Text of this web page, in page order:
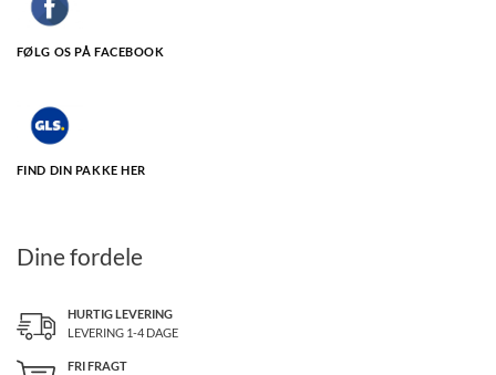
FØLG OS PÅ FACEBOOK
FIND DIN PAKKE HER
Dine fordele
HURTIG LEVERING
LEVERING 1-4 DAGE
FRI FRAGT